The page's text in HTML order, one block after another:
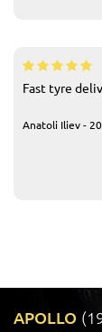
Fast tyre
Anatoli Iliev -
APOLLO